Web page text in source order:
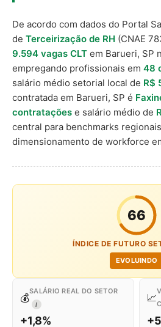
De acordo com dados do Portal
de Terceirização de RH (CNAE
9.594 vagas CLT em Barueri, SP
empregando profissionais em 48
salário médio setorial local de R$
contratada em Barueri, SP é
contratações e salário médio de
central para benchmarks
dimensionamento de workforce
66
ÍNDICE DE FUTURO
EVOLUINDO
💰
SALÁRIO REAL DO SETOR
I
+1,8%
📈